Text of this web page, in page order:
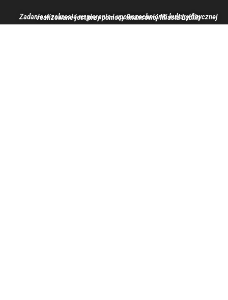
Zadanie w zakresie wspierania i upowszechniania kultury fizycznej realizowane jest przy pomocy finansowej Miasta Lublin